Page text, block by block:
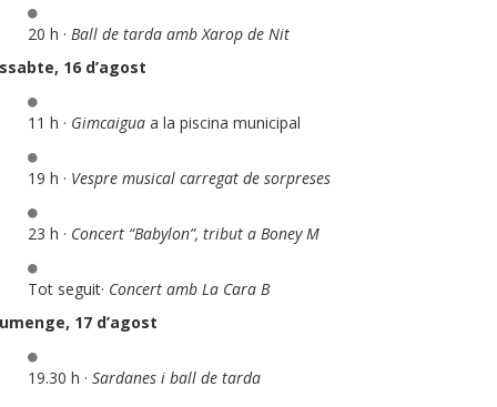
20 h ·Ball de tarda amb Xarop de Nit
16 d’agost
11 h · Gimcaigua a la piscina municipal
19 h · Vespre musical carregat de sorpreses
23 h · Concert “Babylon”, tribut a Boney M
Tot seguit· Concert amb La Cara B
17 d’agost
19.30 h ·Sardanes i ball de tarda